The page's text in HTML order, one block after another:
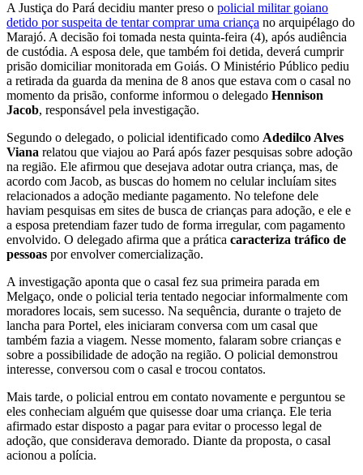
A Justiça do Pará decidiu manter preso o policial militar goiano
detido por suspeita de tentar comprar uma criança no arquipélago do
Marajó. A decisão foi tomada nesta quinta-feira (4), após audiência
de custódia. A esposa dele, que também foi detida, deverá cumprir
prisão domiciliar monitorada em Goiás. O Ministério Público pediu
a retirada da guarda da menina de 8 anos que estava com o casal no
momento da prisão, conforme informou o delegado Hennison
Jacob, responsável pela investigação.
Segundo o delegado, o policial identificado como Adedilco Alves
Viana relatou que viajou ao Pará após fazer pesquisas sobre adoção
na região. Ele afirmou que desejava adotar outra criança, mas, de
acordo com Jacob, as buscas do homem no celular incluíam sites
relacionados a adoção mediante pagamento. No telefone dele
haviam pesquisas em sites de busca de crianças para adoção, e ele e
a esposa pretendiam fazer tudo de forma irregular, com pagamento
envolvido. O delegado afirma que a prática caracteriza tráfico de
pessoas por envolver comercialização.
A investigação aponta que o casal fez sua primeira parada em
Melgaço, onde o policial teria tentado negociar informalmente com
moradores locais, sem sucesso. Na sequência, durante o trajeto de
lancha para Portel, eles iniciaram conversa com um casal que
também fazia a viagem. Nesse momento, falaram sobre crianças e
sobre a possibilidade de adoção na região. O policial demonstrou
interesse, conversou com o casal e trocou contatos.
Mais tarde, o policial entrou em contato novamente e perguntou se
eles conheciam alguém que quisesse doar uma criança. Ele teria
afirmado estar disposto a pagar para evitar o processo legal de
adoção, que considerava demorado. Diante da proposta, o casal
acionou a polícia.